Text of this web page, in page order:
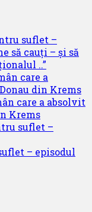
suflet –
să cauți – și să
..”
care a
din Krems
care a absolvit
Krems
suflet –
– episodul